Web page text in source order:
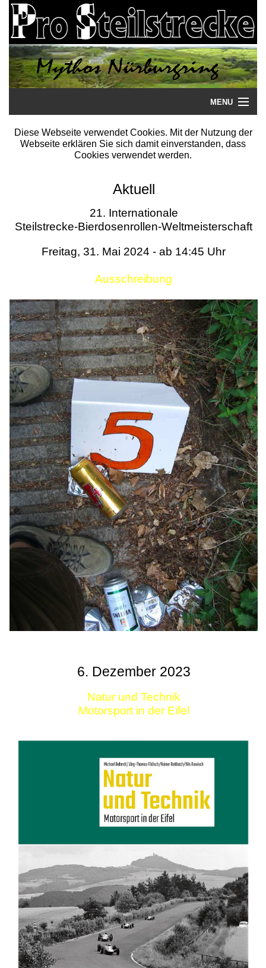
MENU
Startseite
Literatur
Termine
Diese Webseite verwendet Cookies. Mit der Nutzung der
Webseite erklären Sie sich damit einverstanden, dass
Cookies verwendet werden.
Aktuell
21. Internationale
Steilstrecke-Bierdosenrollen-Weltmeisterschaft
Freitag, 31. Mai 2024 - ab 14:45 Uhr
Ausschreibung
6. Dezember 2023
Natur und Technik
Motorsport in der Eifel